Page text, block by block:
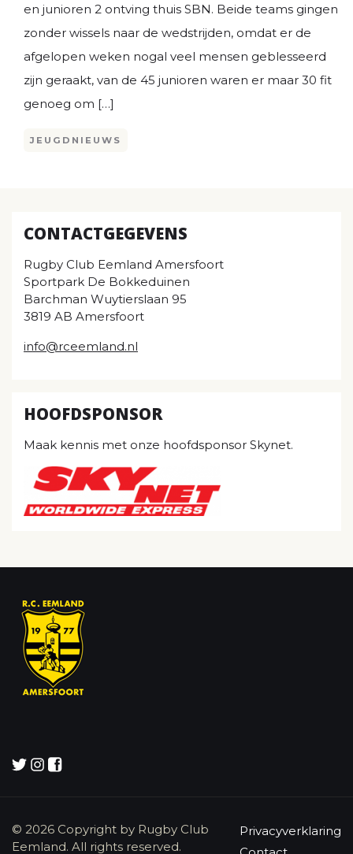
en junioren 2 ontving thuis SBN. Beide teams gingen
zonder wissels naar de wedstrijden, omdat er de
afgelopen weken nogal veel mensen geblesseerd
zijn geraakt, van de 45 junioren waren er maar 30 fit
genoeg om […]
JEUGDNIEUWS
CONTACTGEGEVENS
Rugby Club Eemland Amersfoort
Sportpark De Bokkeduinen
Barchman Wuytierslaan 95
3819 AB Amersfoort
info@rceemland.nl
HOOFDSPONSOR
Maak kennis met onze hoofdsponsor Skynet.
© 2026 Copyright by Rugby Club
Eemland. All rights reserved.
Privacyverklaring